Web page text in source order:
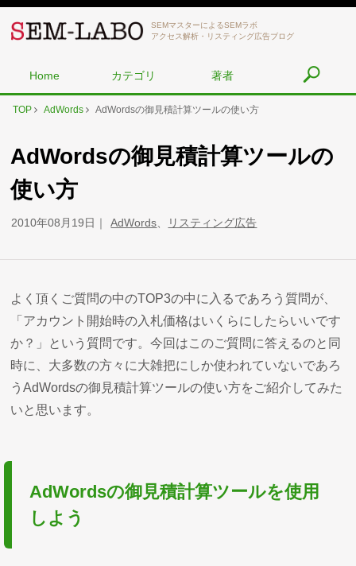
SEMマスターによるSEMラボ
アクセス解析・リスティング広告ブログ
Home カテゴリ 著者
TOP AdWords AdWordsの御見積計算ツールの使い方
AdWordsの御見積計算ツールの
使い方
2010年08月19日 AdWords リスティング広告
よく頂くご質問の中のTOP3の中に入るであろう質問が、
「アカウント開始時の入札価格はいくらにしたらいいです
か？」という質問です。今回はこのご質問に答えるのと同
時に、大多数の方々に大雑把にしか使われていないであろ
うAdWordsの御見積計算ツールの使い方をご紹介してみた
いと思います。
AdWordsの御見積計算ツールを使用
しよう